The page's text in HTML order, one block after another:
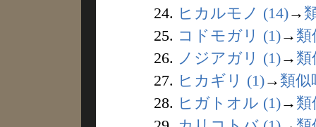
24. ヒカルモノ (14)→
25. コドモガリ (1)→ 類
26. ノジアガリ (1)→ 類
27. ヒカギリ (1)→ 類似
28. ヒガトオル (1)→ 類